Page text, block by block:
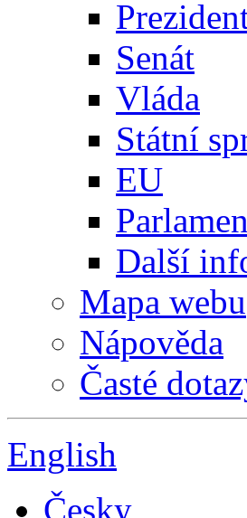
Senát
Vláda
Státní
EU
Další
Mapa webu
Nápověda
Časté
English
Česky